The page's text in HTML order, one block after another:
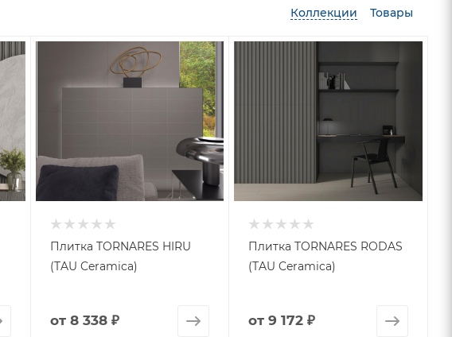
Коллекции Товары
Плитка TORNARES HIRU
(TAU Ceramica)
от 8 338 ₽
Плитка TORNARES RODAS
(TAU Ceramica)
от9 172 ₽